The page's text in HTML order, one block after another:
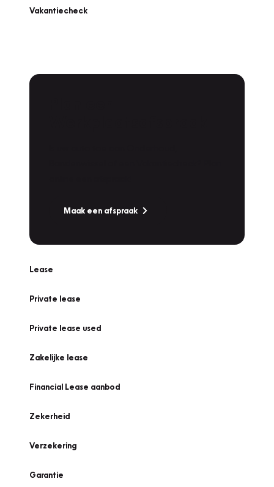
Vakantiecheck
Maak een afspraak
Lease
Private lease
Private lease used
Zakelijke lease
Financial Lease aanbod
Zekerheid
Verzekering
Garantie